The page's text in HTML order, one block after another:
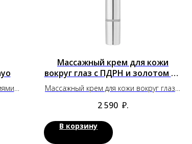
Массажный крем для кожи
вокруг глаз с ПДРН и золотом VT
Массажный крем для кожи вокруг глаз с
2 590 ₽.
В корзину